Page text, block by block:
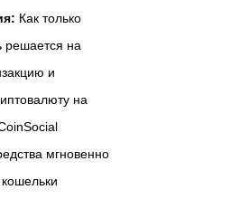
Как только
решается на
и
на
мгновенно